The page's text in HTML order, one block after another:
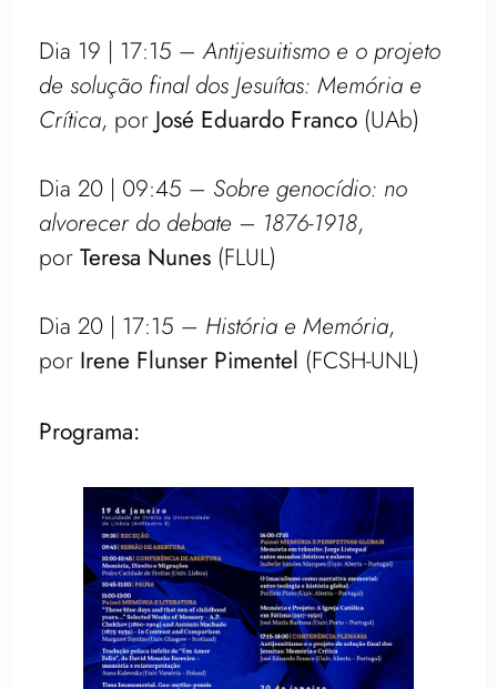
Dia 19 | 17:15 –Antijesuitismo e o projeto
de solução final dos Jesuítas: Memória e
Crítica, por José Eduardo Franco (UAb)
Dia 20 | 09:45 – Sobre genocídio: no
alvorecer do debate – 1876-1918,
por Teresa Nunes (FLUL)
Dia 20 | 17:15 – História e Memória,
por Irene Flunser Pimentel (FCSH-UNL)
Programa: